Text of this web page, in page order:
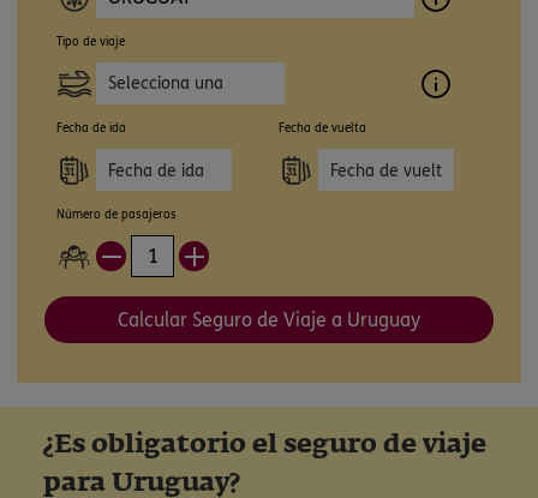
Tipo de viaje
Selecciona una
opción
Fecha de ida Fecha de vuelta
Número de pasajeros
Calcular Seguro de Viaje a Uruguay
¿Es obligatorio el seguro de viaje
para Uruguay?